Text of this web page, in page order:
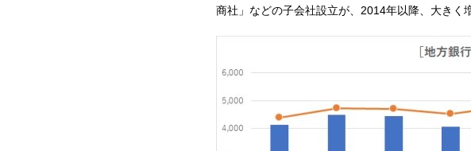
商社」などの子会社設立が、2014年以降、大きく